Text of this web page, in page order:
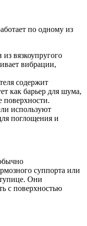
по одному из
вязкоупругого
вибрации,
содержит
как барьер для шума,
поверхности.
используют
поглощения и
суппорта или
Они
с поверхностью